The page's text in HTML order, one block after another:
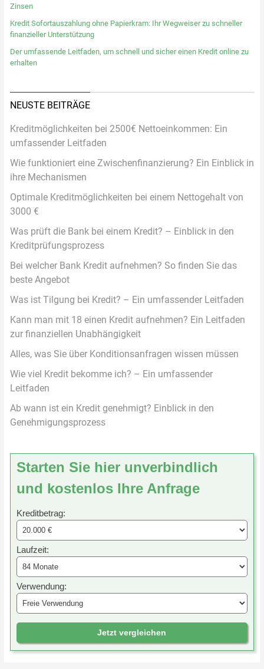
Zinsen
Kredit Sofortauszahlung ohne Papierkram: Ihr Wegweiser zu schneller
finanzieller Unterstützung
Der umfassende Leitfaden, um schnell und sicher einen Kredit online zu
erhalten
NEUSTE BEITRÄGE
Kreditmöglichkeiten bei 2500€ Nettoeinkommen: Ein
umfassender Leitfaden
Wie funktioniert eine Zwischenfinanzierung? Ein Einblick in
ihre Mechanismen
Optimale Kreditmöglichkeiten bei einem Nettogehalt von
3000 €
Was prüft die Bank bei einem Kredit? – Einblick in den
Kreditprüfungsprozess
Bei welcher Bank Kredit aufnehmen? So finden Sie das
beste Angebot
Was ist Tilgung bei Kredit? – Ein umfassender Leitfaden
Kann man mit 18 einen Kredit aufnehmen? Ein Leitfaden
zur finanziellen Unabhängigkeit
Alles, was Sie über Konditionsanfragen wissen müssen
Wie viel Kredit bekomme ich? – Ein umfassender
Leitfaden
Ab wann ist ein Kredit genehmigt? Einblick in den
Genehmigungsprozess
Starten Sie hier unverbindlich
und kostenlos Ihre Anfrage
Kreditbetrag:
Laufzeit:
Verwendung:
Jetzt vergleichen